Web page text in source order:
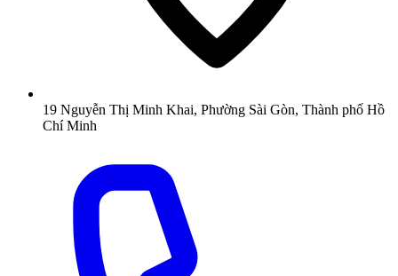
19 Nguyễn Thị Minh Khai, Phường Sài Gòn, Thành phố Hồ
Chí Minh